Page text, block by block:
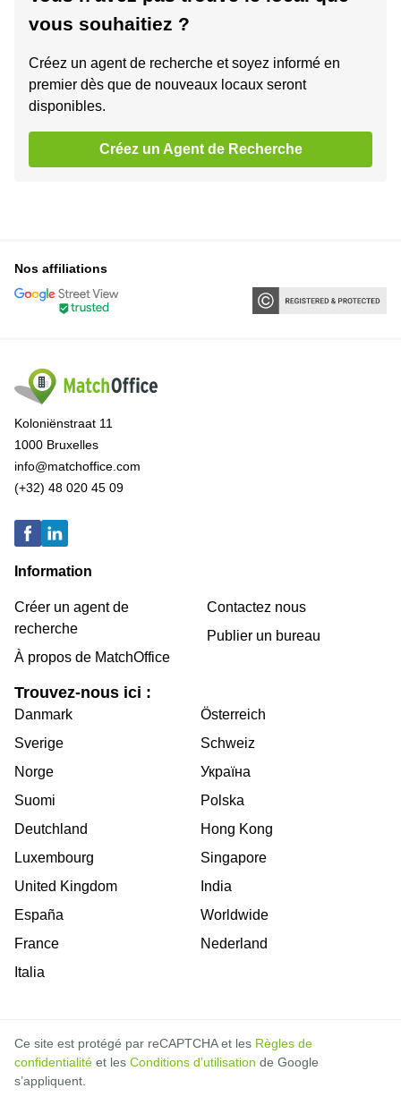
vous souhaitiez ?
Créez un agent de recherche et soyez informé en
premier dès que de nouveaux locaux seront
disponibles.
Créez un Agent de Recherche
Nos affiliations
Koloniënstraat 11
1000 Bruxelles
info@matchoffice.com
(+32) 48 020 45 09
Information
Créer un agent de
recherche
À propos de MatchOffice
Contactez nous
Publier un bureau
Trouvez-nous ici :
Danmark
Sverige
Norge
Suomi
Deutchland
Luxembourg
United Kingdom
España
France
Italia
Österreich
Schweiz
Україна
Polska
Hong Kong
Singapore
India
Worldwide
Nederland
Ce site est protégé par reCAPTCHA et les Règles de
confidentialité et les Conditions d’utilisation de Google
s’appliquent.